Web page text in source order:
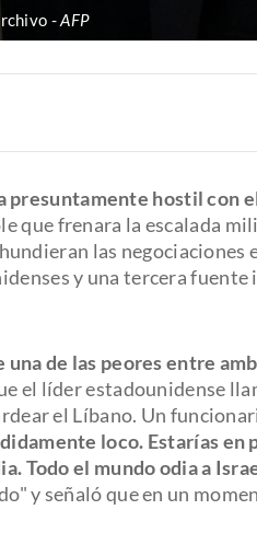
AFP
presuntamente hostil con
que frenara la escalada
las negociaciones
y una tercera fuente
una de las peores entre
el líder estadounidense
el Líbano. Un
loco. Estarías en
Todo el mundo odia a
y señaló que en un